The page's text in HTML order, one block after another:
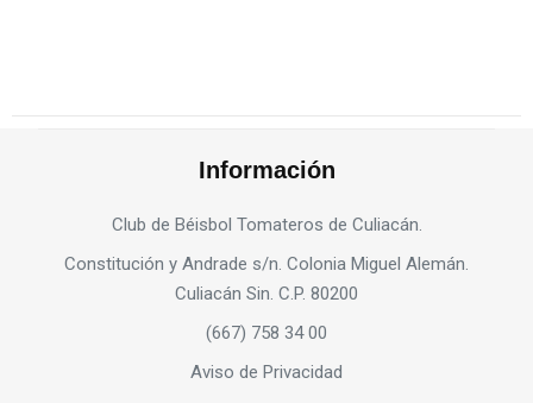
Información
Club de Béisbol Tomateros de Culiacán.
Constitución y Andrade s/n. Colonia Miguel Alemán.
Culiacán Sin. C.P. 80200
(667) 758 34 00
Aviso de Privacidad